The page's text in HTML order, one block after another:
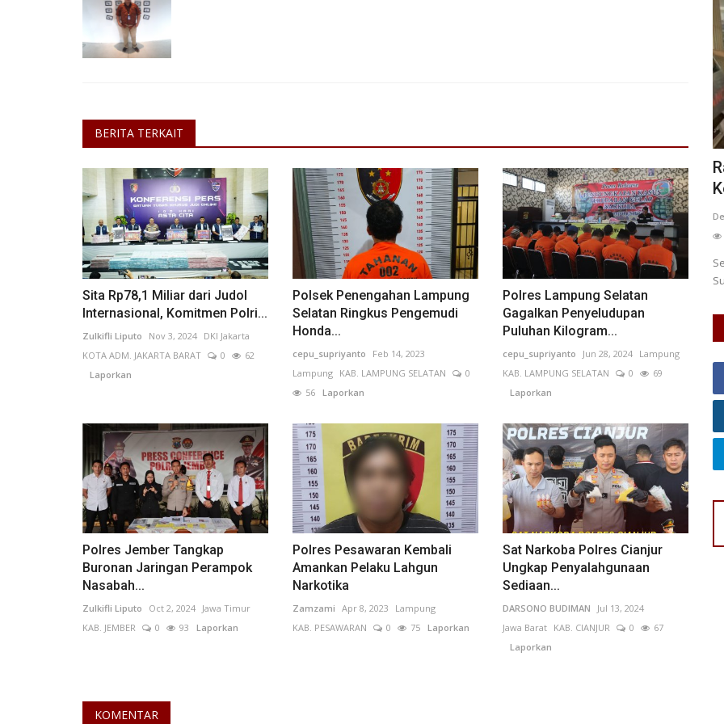
BERITA TERKAIT
Sita Rp78,1 Miliar dari Judol
Internasional, Komitmen Polri...
Zulkifli Liputo Nov 3, 2024 DKI Jakarta
KOTA ADM. JAKARTA BARAT
0
62
Laporkan
Polsek Penengahan Lampung
Selatan Ringkus Pengemudi
Honda...
cepu_supriyanto
Feb 14, 2023
Lampung
KAB. LAMPUNG SELATAN
0
56Laporkan
Polres Lampung Selatan
Gagalkan Penyeludupan
Puluhan Kilogram...
cepu_supriyanto Jun 28, 2024
Lampung
KAB. LAMPUNG SELATAN
0
69
Laporkan
Polres Jember Tangkap
Buronan Jaringan Perampok
Nasabah...
Zulkifli Liputo Oct 2, 2024 Jawa Timur
KAB. JEMBER
0 93 Laporkan
Polres Pesawaran Kembali
Amankan Pelaku Lahgun
Narkotika
Zamzami Apr 8, 2023
Lampung
KAB. PESAWARAN
0 75Laporkan
Sat Narkoba Polres Cianjur
Ungkap Penyalahgunaan
Sediaan...
DARSONO BUDIMAN
Jul 13, 2024
Jawa Barat
KAB. CIANJUR 0
67
Laporkan
KOMENTAR
Menghadapi
108
Ratusan Pelajar Jakarta Barat
Ramaikan Pekan Olahraga Tradisional...
ANK May 20, 2026 DKI Jakarta KOTA ADM. JAKARTA BARAT
68Laporkan
Sebanyak 709 pelajar Jakarta Barat mengikuti Pekan
Olahraga Tradisional di GOR Cendrawasih...
Ratusan Siswa di Surabaya Alami
Keracunan Usai Konsumsi...
Desi Amelia May 12, 2026 Jawa Timur KOTA SURABAYA
0
131Laporkan
Sebanyak 200 siswa dari 12 sekolah di Tembok Dukuh,
Surabaya, mengalami keracunan...